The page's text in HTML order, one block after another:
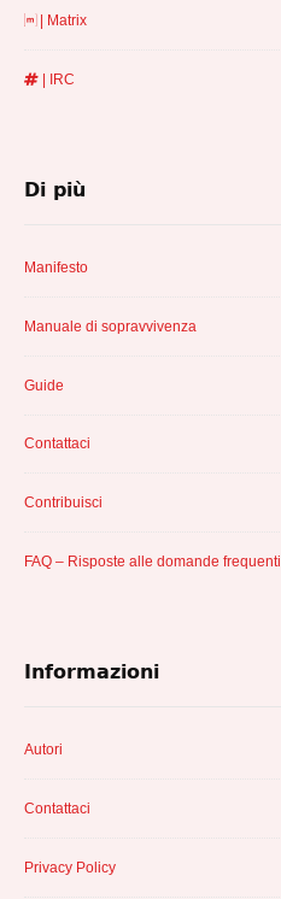
| Matrix
| IRC
Di più
Manifesto
Manuale di sopravvivenza
Guide
Contattaci
Contribuisci
FAQ – Risposte alle domande frequenti
Informazioni
Autori
Contattaci
Privacy Policy